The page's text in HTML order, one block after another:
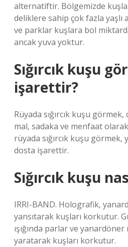
alternatiftir. Bölgemizde
deliklere sahip çok fazla yaşlı
ve parklar kuşlara bol
ancak yuva yoktur.
Sığırcık kuşu
işarettir?
Rüyada sığırcık kuşu
mal, sadaka ve menfaat
rüyada sığırcık kuşu görmek,
dosta işarettir.
Sığırcık kuşu
IRRI-BAND. Holografik,
yansıtarak kuşları korkutur.
ışığında parlar ve yanardöner
yaratarak kuşları korkutur.